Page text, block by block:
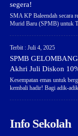
segera!
SMA KP Baleendah secara
Murid Baru (SPMB) untuk
Terbit : Juli 4, 2025
SPMB
Akhri Juli Diskon
Kesempatan emas untuk
kembali hadir! Bagi adik-
Info Sekolah